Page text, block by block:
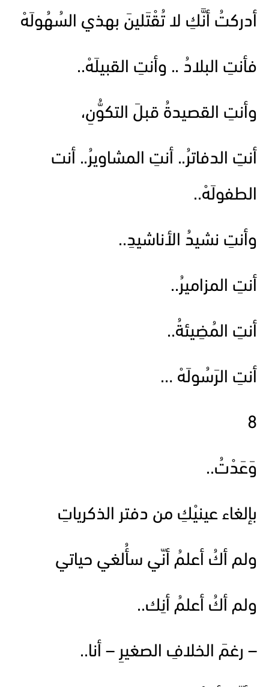
أدركتُ أنَّكِ لا تُقْتَلينَ بهذي السُهُولَهْ
فأنتِ البلادُ .. وأنتِ القبيلَهْ..
وأنتِ القصيدةُ قبلَ التكوُّنِ،
أنتِ الدفاترُ.. أنتِ المشاويرُ.. أنت
الطفولَهْ..
وأنتِ نشيدُ الأناشيدِ..
أنتِ المزاميرُ..
أنتِ المُضِيئةُ..
أنتِ الرَسُولَهْ …
8
وَعَدْتُ..
بإلغاء عينيْكِ من دفتر الذكرياتِ
ولم أكُ أعلمُ أنّي سأُلغي حياتي
ولم أكُ أعلمُ أنِك..
– رغمَ الخلافِ الصغيرِ – أنا..